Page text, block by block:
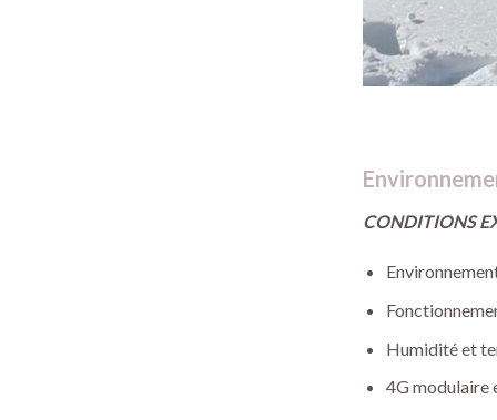
CONDITIONS
Humidité et
4G modulaire